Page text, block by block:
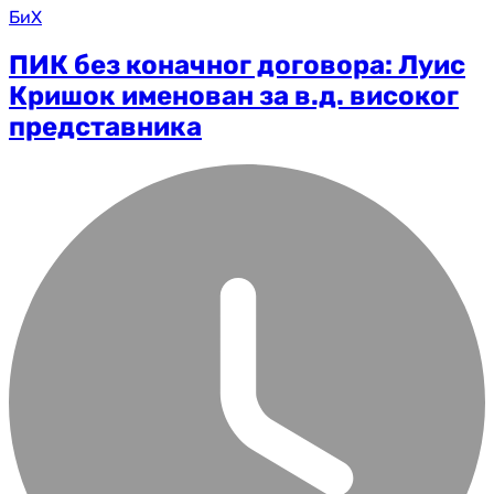
БиХ
ПИК без коначног договора: Луис
Кришок именован за в.д. високог
представника